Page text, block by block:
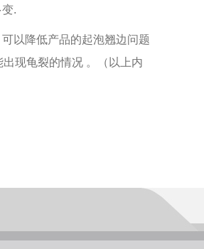
.
以降低产品的起泡翘边问题
现龟裂的情况 。（以上内